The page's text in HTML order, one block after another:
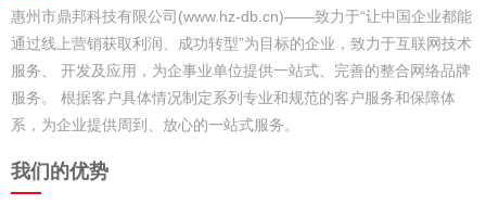
惠州市鼎邦科技有限公司(www.hz-db.cn)——致力于“让中国企业都能
通过线上营销获取利润、成功转型”为目标的企业，致力于互联网技术
服务、 开发及应用，为企事业单位提供一站式、完善的整合网络品牌
服务。 根据客户具体情况制定系列专业和规范的客户服务和保障体
系，为企业提供周到、放心的一站式服务。
我们的优势